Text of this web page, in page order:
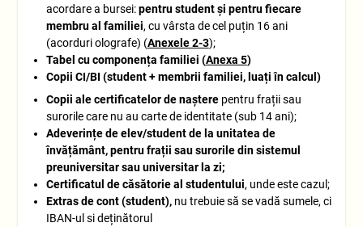
acordare a bursei:pentru student și pentru fiecare
membru al familiei, cu vârsta de cel puțin 16 ani
(acorduri olografe) (Anexele 2-3);
Tabel cu componența familiei (Anexa 5)
Copii CI/BI (student + membrii familiei, luați în calcul)
Copii ale certificatelor de naștere pentru frații sau
surorile care nu au carte de identitate (sub 14 ani);
Adeverințe de elev/student de la unitatea de
învățământ, pentru frații sau surorile din sistemul
preuniversitar sau universitar la zi;
Certificatul de căsătorie al studentului, unde este cazul;
Extras de cont (student), nu trebuie să se vadă sumele, ci
IBAN-ul si deținătorul